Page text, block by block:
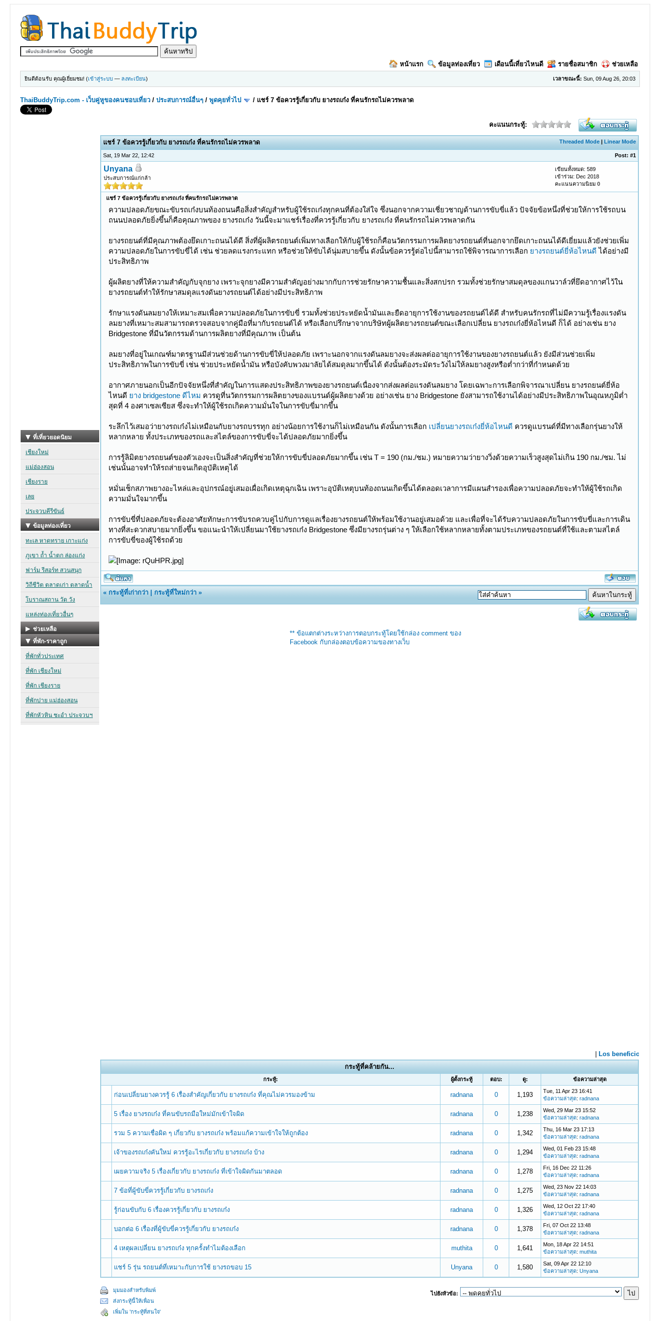
หน้าแรก ข้อมูลท่องเที่ยว เดือนนี้เที่ยวไหนดี รายชื่อสมาชิก ช่วยเหลือ
เวลาขณะนี้: Sun, 09 Aug 26, 20:03
ยินดีต้อนรับ คุณผู้เยี่ยมชม! (เข้าสู่ระบบ — ลงทะเบียน)
ThaiBuddyTrip.com - เว็บคู่หูของคนชอบเที่ยว /ประสบการณ์อื่นๆ /พูดคุยทั่วไป / แชร์ 7 ข้อควรรู้เกี่ยวกับ ยางรถเก๋ง ที่คนรักรถไม่ควรพลาด
คะแนนกระทู้:
Threaded Mode |Linear Mode
แชร์ 7 ข้อควรรู้เกี่ยวกับ ยางรถเก๋ง ที่คนรักรถไม่ควรพลาด
Sat, 19 Mar 22, 12:42 Post:#1
Unyana
ประสบการณ์แก่กล้า
เขียนทั้งหมด: 589
เข้าร่วม: Dec 2018
คะแนนความนิยม0
แชร์ 7 ข้อควรรู้เกี่ยวกับ ยางรถเก๋ง ที่คนรักรถไม่ควรพลาด
ความปลอดภัยขณะขับรถเก๋งบนท้องถนนคือสิ่งสำคัญสำหรับผู้ใช้รถเก๋งทุกคนที่ต้องใส่ใจ ซึ่งนอกจากความเชี่ยวชาญด้านการขับขี่แล้ว ปัจจัยข้อหนึ่งที่ช่วยให้การใช้รถบน
ถนนปลอดภัยยิ่งขึ้นก็คือคุณภาพของ ยางรถเก๋ง วันนี้จะมาแชร์เรื่องที่ควรรู้เกี่ยวกับ ยางรถเก๋ง ที่คนรักรถไม่ควรพลาดกัน
ยางรถยนต์ที่มีคุณภาพต้องยึดเกาะถนนได้ดี สิ่งที่ผู้ผลิตรถยนต์เพิ่มทางเลือกให้กับผู้ใช้รถก็คือนวัตกรรมการผลิตยางรถยนต์ที่นอกจากยึดเกาะถนนได้ดีเยี่ยมแล้วยังช่วยเพิ่ม
ความปลอดภัยในการขับขี่ได้ เช่น ช่วยลดแรงกระแทก หรือช่วยให้ขับได้นุ่มสบายขึ้น ดังนั้นข้อควรรู้ต่อไปนี้สามารถใช้พิจารณาการเลือก ยางรถยนต์ยี่ห้อไหนดี ได้อย่างมี
ประสิทธิภาพ
ผู้ผลิตยางที่ให้ความสำคัญกับจุกยาง เพราะจุกยางมีความสำคัญอย่างมากกับการช่วยรักษาความชื้นและสิ่งสกปรก รวมทั้งช่วยรักษาสมดุลของแกนวาล์วที่ยึดอากาศไว้ใน
ยางรถยนต์ทำให้รักษาสมดุลแรงดันยางรถยนต์ได้อย่างมีประสิทธิภาพ
รักษาแรงดันลมยางให้เหมาะสมเพื่อความปลอดภัยในการขับขี่ รวมทั้งช่วยประหยัดน้ำมันและยืดอายุการใช้งานของรถยนต์ได้ดี สำหรับคนรักรถที่ไม่มีความรู้เรื่องแรงดัน
ลมยางที่เหมาะสมสามารถตรวจสอบจากคู่มือที่มากับรถยนต์ได้ หรือเลือกปรึกษาจากบริษัทผู้ผลิตยางรถยนต์ขณะเลือกเปลี่ยน ยางรถเก๋งยี่ห้อไหนดี ก็ได้ อย่างเช่น ยาง
Bridgestone ที่มีนวัตกรรมด้านการผลิตยางที่มีคุณภาพ เป็นต้น
ลมยางที่อยู่ในเกณฑ์มาตรฐานมีส่วนช่วยด้านการขับขี่ให้ปลอดภัย เพราะนอกจากแรงดันลมยางจะส่งผลต่ออายุการใช้งานของยางรถยนต์แล้ว ยังมีส่วนช่วยเพิ่ม
ประสิทธิภาพในการขับขี่ เช่น ช่วยประหยัดน้ำมัน หรือบังคับพวงมาลัยได้สมดุลมากขึ้นได้ ดังนั้นต้องระมัดระวังไม่ให้ลมยางสูงหรือต่ำกว่าที่กำหนดด้วย
อากาศภายนอกเป็นอีกปัจจัยหนึ่งที่สำคัญในการแสดงประสิทธิภาพของยางรถยนต์เนื่องจากส่งผลต่อแรงดันลมยาง โดยเฉพาะการเลือกพิจารณาเปลี่ยน ยางรถยนต์ยี่ห้อ
ไหนดี ยาง bridgestone ดีไหม ควรดูที่นวัตกรรมการผลิตยางของแบรนด์ผู้ผลิตยางด้วย อย่างเช่น ยาง Bridgestone ยังสามารถใช้งานได้อย่างมีประสิทธิภาพในอุณหภูมิต่ำ
สุดที่ 4 องศาเซลเซียส ซึ่งจะทำให้ผู้ใช้รถเกิดความมั่นใจในการขับขี่มากขึ้น
ระลึกไว้เสมอว่ายางรถเก๋งไม่เหมือนกับยางรถบรรทุก อย่างน้อยการใช้งานก็ไม่เหมือนกัน ดังนั้นการเลือก เปลี่ยนยางรถเก๋งยี่ห้อไหนดี ควรดูแบรนด์ที่มีทางเลือกรุ่นยางให้
หลากหลาย ทั้งประเภทของรถและสไตล์ของการขับขี่จะได้ปลอดภัยมากยิ่งขึ้น
การรู้ลิมิตยางรถยนต์ของตัวเองจะเป็นสิ่งสำคัญที่ช่วยให้การขับขี่ปลอดภัยมากขึ้น เช่น T = 190 (กม./ชม.) หมายความว่ายางวิ่งด้วยความเร็วสูงสุดไม่เกิน 190 กม./ชม. ไม่
เช่นนั้นอาจทำให้รถส่ายจนเกิดอุบัติเหตุได้
หมั่นเช็กสภาพยางอะไหล่และอุปกรณ์อยู่เสมอเผื่อเกิดเหตุฉุกเฉิน เพราะอุบัติเหตุบนท้องถนนเกิดขึ้นได้ตลอดเวลาการมีแผนสำรองเพื่อความปลอดภัยจะทำให้ผู้ใช้รถเกิด
ความมั่นใจมากขึ้น
การขับขี่ที่ปลอดภัยจะต้องอาศัยทักษะการขับรถควบคู่ไปกับการดูแลเรื่องยางรถยนต์ให้พร้อมใช้งานอยู่เสมอด้วย และเพื่อที่จะได้รับความปลอดภัยในการขับขี่และการเดิน
ทางที่สะดวกสบายมากยิ่งขึ้น ขอแนะนำให้เปลี่ยนมาใช้ยางรถเก๋ง Bridgestone ซึ่งมียางรถรุ่นต่าง ๆ ให้เลือกใช้หลากหลายทั้งตามประเภทของรถยนต์ที่ใช้และตามสไตล์
การขับขี่ของผู้ใช้รถด้วย
«กระทู้ที่เก่ากว่า |กระทู้ที่ใหม่กว่า »
** ข้อแตกต่างระหว่างการตอบกระทู้โดยใช้กล่อง comment ของ
Facebook กับกล่องตอบข้อความของทางเว็บ
กระทู้ที่คล้ายกัน...
กระทู้: ผู้ตั้งกระทู้ ตอบ: ดู: ข้อความล่าสุด
ก่อนเปลี่ยนยางควรรู้ 6 เรื่องสำคัญเกี่ยวกับ ยางรถเก๋ง ที่คุณไม่ควรมองข้าม radnana 0 1,193
Tue, 11 Apr 23 16:41
ข้อความล่าสุด:radnana
5 เรื่อง ยางรถเก๋ง ที่คนขับรถมือใหม่มักเข้าใจผิด radnana 0 1,238
Wed, 29 Mar 23 15:52
ข้อความล่าสุด:radnana
รวม 5 ความเชื่อผิด ๆ เกี่ยวกับ ยางรถเก๋ง พร้อมแก้ความเข้าใจให้ถูกต้อง radnana 0 1,342
Thu, 16 Mar 23 17:13
ข้อความล่าสุด:radnana
เจ้าของรถเก๋งคันใหม่ ควรรู้อะไรเกี่ยวกับ ยางรถเก๋ง บ้าง radnana 0 1,294
Wed, 01 Feb 23 15:48
ข้อความล่าสุด:radnana
เผยความจริง 5 เรื่องเกี่ยวกับ ยางรถเก๋ง ที่เข้าใจผิดกันมาตลอด radnana 0 1,278
Fri, 16 Dec 22 11:26
ข้อความล่าสุด:radnana
7 ข้อที่ผู้ขับขี่ควรรู้เกี่ยวกับ ยางรถเก๋ง radnana 0 1,275
Wed, 23 Nov 22 14:03
ข้อความล่าสุด:radnana
รู้ก่อนขับกับ 6 เรื่องควรรู้เกี่ยวกับ ยางรถเก๋ง radnana 0 1,326
Wed, 12 Oct 22 17:40
ข้อความล่าสุด:radnana
บอกต่อ 6 เรื่องที่ผู้ขับขี่ควรรู้เกี่ยวกับ ยางรถเก๋ง radnana 0 1,378
Fri, 07 Oct 22 13:48
ข้อความล่าสุด:radnana
4 เหตุผลเปลี่ยน ยางรถเก๋ง ทุกครั้งทำไมต้องเลือก muthita 0 1,641
Mon, 18 Apr 22 14:51
ข้อความล่าสุด:muthita
แชร์ 5 รุ่น รถยนต์ที่เหมาะกับการใช้ ยางรถขอบ 15 Unyana 0 1,580
Sat, 09 Apr 22 12:10
ข้อความล่าสุด:Unyana
มุมมองสำหรับพิมพ์
ส่งกระทู้นี้ให้เพื่อน
เพิ่มใน 'กระทู้ที่สนใจ'
ไปยังหัวข้อ: